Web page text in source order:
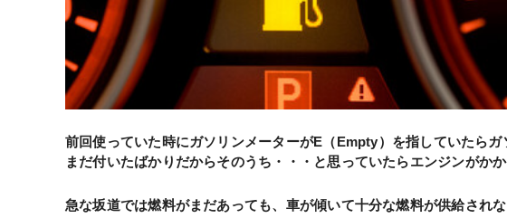
前回使っていた時にガソリンメーターがE（Empty）を指していたらガ
まだ付いたばかりだからそのうち・・・と思っていたらエンジンがかか
急な坂道では燃料がまだあっても、車が傾いて十分な燃料が供給されな